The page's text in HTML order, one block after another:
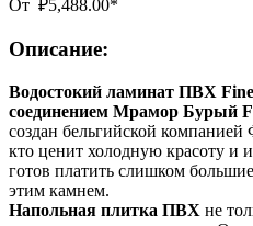
От ₽5,488.00*
Описание:
Водостокий ламинат ПВХ
соединением Мрамор Бурый
создан бельгийской
кто ценит холодную красоту и
готов платить слишком
этим камнем.
Напольная плитка ПВХ не